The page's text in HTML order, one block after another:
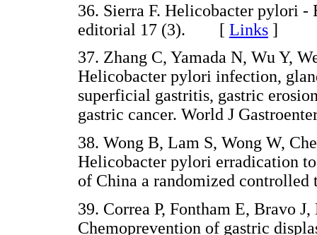
36. Sierra F. Helicobacter pylori -
editorial 17 (3). [ Links ]
37. Zhang C, Yamada N, Wu Y,
Helicobacter pylori infection,
superficial gastritis, gastric
gastric cancer. World J
38. Wong B, Lam S, Wong W,
Helicobacter pylori erradication
of China a randomized
39. Correa P, Fontham E, Bravo
Chemoprevention of gastric